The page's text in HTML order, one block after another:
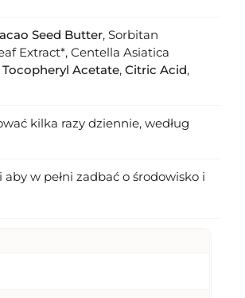
Seed Butter, Sorbitan
Extract*, Centella Asiatica
Tocopheryl Acetate,Citric Acid,
kilka razy dziennie, według
w pełni zadbać o środowisko i